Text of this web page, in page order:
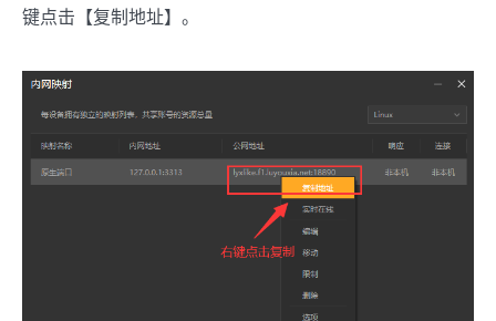
键点击【复制地址】。